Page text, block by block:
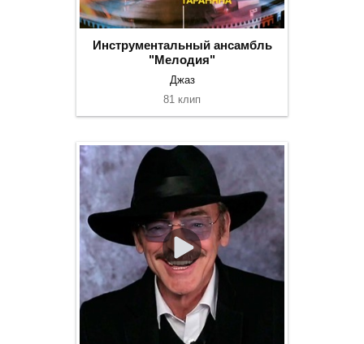
Инструментальный ансамбль
"Мелодия"
Джаз
81 клип